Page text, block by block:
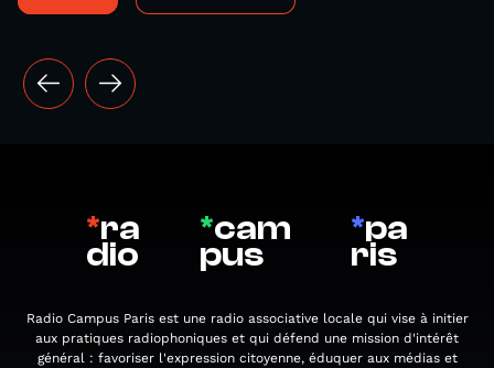
*ra
dio
*cam
pus
*pa
ris
Radio Campus Paris est une radio associative locale qui vise à initier
aux pratiques radiophoniques et qui défend une mission d'intérêt
général : favoriser l'expression citoyenne, éduquer aux médias et